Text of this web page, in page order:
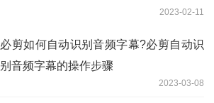
2023-02-11
​必剪如何自动识别音频字幕?必剪自动识
别音频字幕的操作步骤
2023-03-08